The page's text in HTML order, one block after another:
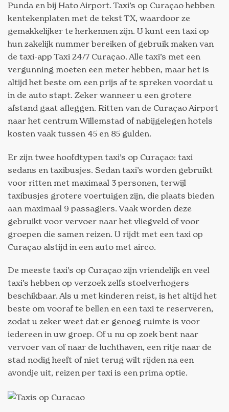
Punda en bij Hato Airport. Taxi’s op Curaçao hebben
kentekenplaten met de tekst TX, waardoor ze
gemakkelijker te herkennen zijn. U kunt een taxi op
hun zakelijk nummer bereiken of gebruik maken van
de taxi-app Taxi 24/7 Curaçao. Alle taxi’s met een
vergunning moeten een meter hebben, maar het is
altijd het beste om een prijs af te spreken voordat u
in de auto stapt. Zeker wanneer u een grotere
afstand gaat afleggen. Ritten van de Curaçao Airport
naar het centrum Willemstad of nabijgelegen hotels
kosten vaak tussen 45 en 85 gulden.
Er zijn twee hoofdtypen taxi’s op Curaçao: taxi
sedans en taxibusjes. Sedan taxi’s worden gebruikt
voor ritten met maximaal 3 personen, terwijl
taxibusjes grotere voertuigen zijn, die plaats bieden
aan maximaal 9 passagiers. Vaak worden deze
gebruikt voor vervoer naar het vliegveld of voor
groepen die samen reizen. U rijdt met een taxi op
Curaçao alstijd in een auto met airco.
De meeste taxi’s op Curaçao zijn vriendelijk en veel
taxi’s hebben op verzoek zelfs stoelverhogers
beschikbaar. Als u met kinderen reist, is het altijd het
beste om vooraf te bellen en een taxi te reserveren,
zodat u zeker weet dat er genoeg ruimte is voor
iedereen in uw groep. Of u nu op zoek bent naar
vervoer van of naar de luchthaven, een ritje naar de
stad nodig heeft of niet terug wilt rijden na een
avondje uit, reizen per taxi is een prima optie.